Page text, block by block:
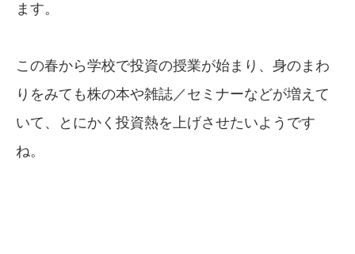
ます。
この春から学校で投資の授業が始まり、身のまわ
りをみても株の本や雑誌／セミナーなどが増えて
いて、とにかく投資熱を上げさせたいようです
ね。